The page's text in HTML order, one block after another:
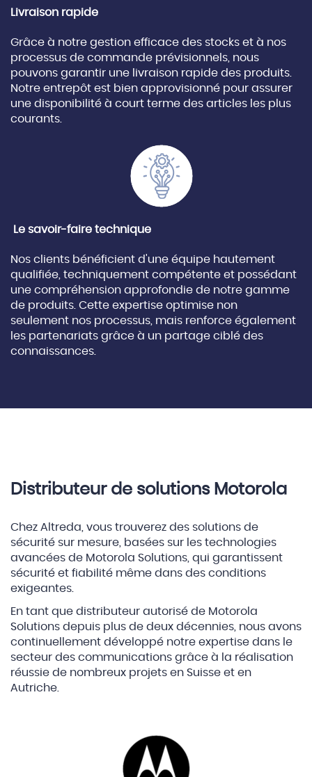
Livraison rapide
Grâce à notre gestion efficace des stocks et à nos
processus de commande prévisionnels, nous
pouvons garantir une livraison rapide des produits.
Notre entrepôt est bien approvisionné pour assurer
une disponibilité à court terme des articles les plus
courants.
Le savoir-faire technique
Nos clients bénéficient d'une équipe hautement
qualifiée, techniquement compétente et possédant
une compréhension approfondie de notre gamme
de produits. Cette expertise optimise non
seulement nos processus, mais renforce également
les partenariats grâce à un partage ciblé des
connaissances.
Distributeur de solutions Motorola
Chez Altreda, vous trouverez des solutions de
sécurité sur mesure, basées sur les technologies
avancées de Motorola Solutions, qui garantissent
sécurité et fiabilité même dans des conditions
exigeantes.
En tant que distributeur autorisé de Motorola
Solutions depuis plus de deux décennies, nous avons
continuellement développé notre expertise dans le
secteur des communications grâce à la réalisation
réussie de nombreux projets en Suisse et en
Autriche.